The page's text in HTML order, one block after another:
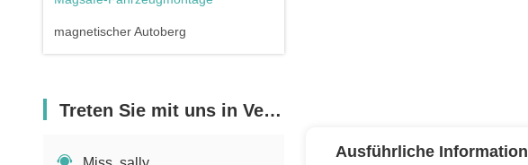
magnetischer Autoberg
Treten Sie mit uns in Verbindung
Ausführliche Information